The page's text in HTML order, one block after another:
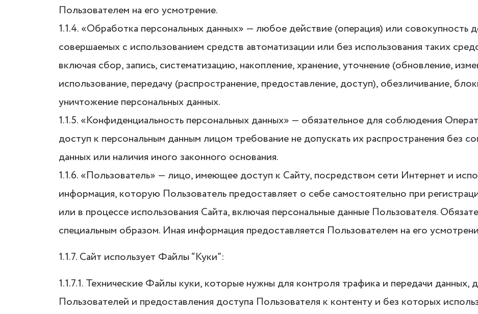
Пользователем на его усмотрение.
1.1.4. «Обработка персональных данных» — любое действие (операция) или совокупность
совершаемых с использованием средств автоматизации или без использования таких
включая сбор, запись, систематизацию, накопление, хранение, уточнение (обновление,
использование, передачу (распространение, предоставление, доступ), обезличивание,
уничтожение персональных данных.
1.1.5. «Конфиденциальность персональных данных» — обязательное для соблюдения
доступ к персональным данным лицом требование не допускать их распространения без
данных или наличия иного законного основания.
1.1.6. «Пользователь» — лицо, имеющее доступ к Сайту, посредством сети Интернет и
информация, которую Пользователь предоставляет о себе самостоятельно при
или в процессе использования Сайта, включая персональные данные Пользователя.
специальным образом. Иная информация предоставляется Пользователем на его
1.1.7. Сайт использует Файлы “Куки”:
1.1.7.1. Технические Файлы куки, которые нужны для контроля трафика и передачи данных,
Пользователей и предоставления доступа Пользователя к контенту и без которых